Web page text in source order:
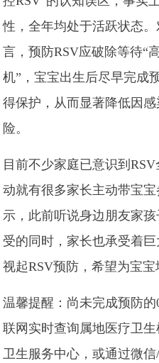
性，全年均处于活跃状态
言，预防RSV应破除等待“
机”，宝宝出生后尽早完成
得保护，从而显著降低因
险。
目前不少家庭已意识到
动就有很多家长主动带宝
示，此前听说身边朋友家
受的同时，家长也承受着
视起RSV预防，希望为宝宝
温馨提醒：尚未完成预防
联网实时查询属地医疗卫
卫生服务中心，或通过微